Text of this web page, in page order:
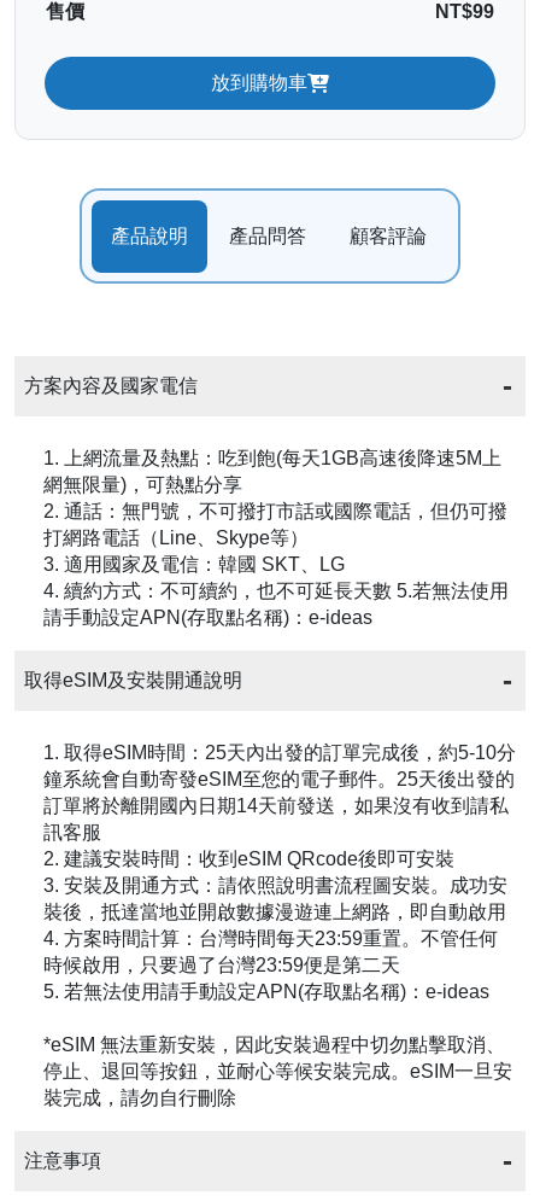
售價 NT$99
放到購物車
產品說明 產品問答 顧客評論
方案內容及國家電信
1. 上網流量及熱點：吃到飽(每天1GB高速後降速5M上
網無限量)，可熱點分享
2. 通話：無門號，不可撥打市話或國際電話，但仍可撥
打網路電話（Line、Skype等）
3. 適用國家及電信：韓國 SKT、LG
4. 續約方式：不可續約，也不可延長天數 5.若無法使用
請手動設定APN(存取點名稱)：e-ideas
取得eSIM及安裝開通說明
1. 取得eSIM時間：25天內出發的訂單完成後，約5-10分
鐘系統會自動寄發eSIM至您的電子郵件。25天後出發的
訂單將於離開國內日期14天前發送，如果沒有收到請私
訊客服
2. 建議安裝時間：收到eSIM QRcode後即可安裝
3. 安裝及開通方式：請依照說明書流程圖安裝。成功安
裝後，抵達當地並開啟數據漫遊連上網路，即自動啟用
4. 方案時間計算：台灣時間每天23:59重置。不管任何
時候啟用，只要過了台灣23:59便是第二天
5. 若無法使用請手動設定APN(存取點名稱)：e-ideas
*eSIM 無法重新安裝，因此安裝過程中切勿點擊取消、
停止、退回等按鈕，並耐心等候安裝完成。eSIM一旦安
裝完成，請勿自行刪除
注意事項